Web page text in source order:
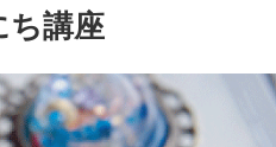
講座